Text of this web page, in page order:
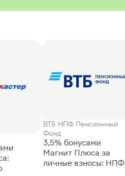
ВТБ НПФ Пенсионный
Фонд
3,5% бонусами
Магнит Плюса за
личные взносы: НПФ